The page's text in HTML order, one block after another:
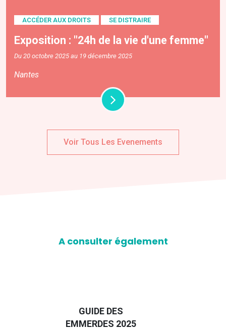
ACCÉDER AUX DROITS SE DISTRAIRE
Exposition : "24h de la vie d'une femme"
Du 20 octobre 2025 au 19 décembre 2025
Nantes
Voir Tous Les Evenements
A consulter également
GUIDE DES
EMMERDES 2025